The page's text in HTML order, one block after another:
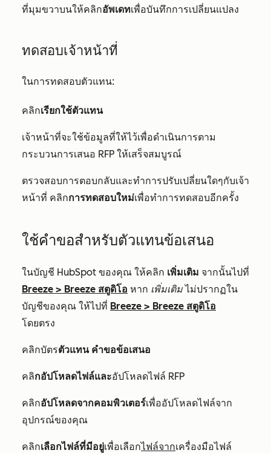
ที่มุมขวาบนให้คลิกอัพเดทเพื่อบันทึกการเปลี่ยนแปลง
ทดสอบเจ้าหน้าที่
ในการทดสอบตัวแทน:
คลิกเรียกใช้ตัวแทน
เจ้าหน้าที่จะใช้ข้อมูลที่ให้ไว้เพื่อดำเนินการตาม
กระบวนการเสนอ RFP ให้เสร็จสมบูรณ์
ตรวจสอบการตอบกลับและทำการปรับเปลี่ยนใดๆกับเจ้า
หน้าที่ คลิกการทดสอบใหม่เพื่อทำการทดสอบอีกครั้ง
ใช้คำขอสำหรับตัวแทนข้อเสนอ
ในบัญชี HubSpot ของคุณ ให้คลิก เพิ่มเติม จากนั้นไปที่
Breeze > Breeze สตูดิโอ หาก เพิ่มเติมไม่ปรากฏใน
บัญชีของคุณ ให้ไปที่ Breeze > Breeze สตูดิโอ
โดยตรง
คลิกบัตรตัวแทน คำขอข้อเสนอ
คลิกอัปโหลดไฟล์และอัปโหลดไฟล์ RFP
คลิกอัปโหลดจากคอมพิวเตอร์เพื่ออัปโหลดไฟล์จาก
อุปกรณ์ของคุณ
คลิกเลือกไฟล์ที่มีอยู่เพื่อเลือกไฟล์จากเครื่องมือไฟล์